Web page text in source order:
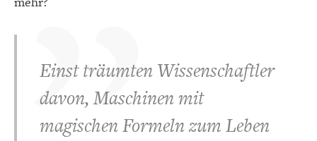
Einst träumten Wissenschaftler
davon, Maschinen mit
magischen Formeln zum Leben